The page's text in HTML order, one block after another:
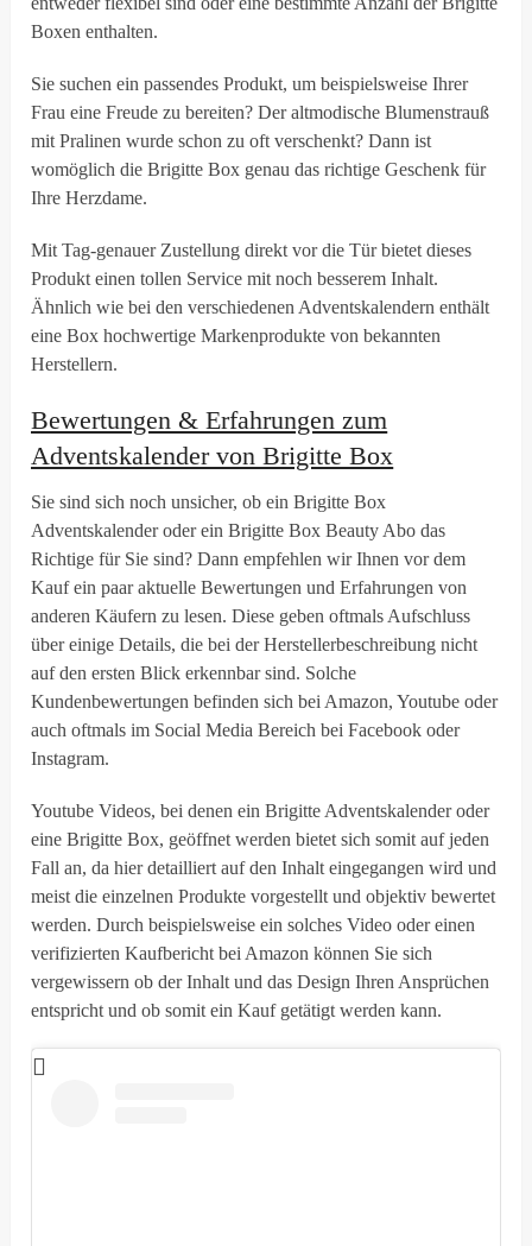
Boxen enthalten.
Sie suchen ein passendes Produkt, um beispielsweise Ihrer
Frau eine Freude zu bereiten? Der altmodische Blumenstrauß
mit Pralinen wurde schon zu oft verschenkt? Dann ist
womöglich die Brigitte Box genau das richtige Geschenk für
Ihre Herzdame.
Mit Tag-genauer Zustellung direkt vor die Tür bietet dieses
Produkt einen tollen Service mit noch besserem Inhalt.
Ähnlich wie bei den verschiedenen Adventskalendern enthält
eine Box hochwertige Markenprodukte von bekannten
Herstellern.
Bewertungen & Erfahrungen zum
Adventskalender von Brigitte Box
Sie sind sich noch unsicher, ob ein Brigitte Box
Adventskalender oder ein Brigitte Box Beauty Abo das
Richtige für Sie sind? Dann empfehlen wir Ihnen vor dem
Kauf ein paar aktuelle Bewertungen und Erfahrungen von
anderen Käufern zu lesen. Diese geben oftmals Aufschluss
über einige Details, die bei der Herstellerbeschreibung nicht
auf den ersten Blick erkennbar sind. Solche
Kundenbewertungen befinden sich bei Amazon, Youtube oder
auch oftmals im Social Media Bereich bei Facebook oder
Instagram.
Youtube Videos, bei denen ein Brigitte Adventskalender oder
eine Brigitte Box, geöffnet werden bietet sich somit auf jeden
Fall an, da hier detailliert auf den Inhalt eingegangen wird und
meist die einzelnen Produkte vorgestellt und objektiv bewertet
werden. Durch beispielsweise ein solches Video oder einen
verifizierten Kaufbericht bei Amazon können Sie sich
vergewissern ob der Inhalt und das Design Ihren Ansprüchen
entspricht und ob somit ein Kauf getätigt werden kann.